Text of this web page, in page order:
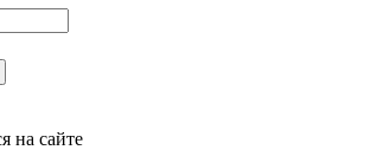
на сайте